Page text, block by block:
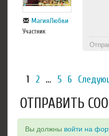
МагияЛюбви
Участник
1 2 … 5 6
ОТПРАВИТЬ
Вы должны войти на